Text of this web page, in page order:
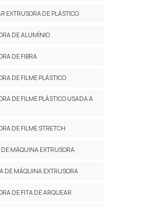
EXTRUSORA DE PLÁSTICO
DE ALUMÍNIO
DE FIBRA
DE FILME PLÁSTICO
DE FILME PLÁSTICO USADA A
DE FILME STRETCH
DE MÁQUINA EXTRUSORA
DE MÁQUINA EXTRUSORA
DE FITA DE ARQUEAR